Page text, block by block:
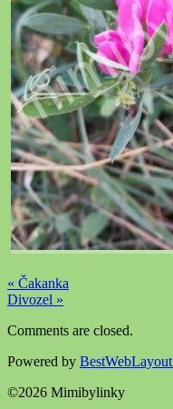
« Čakanka
Divozel »
Comments are closed.
Powered by BestWebLayout
©2026 Mimibylinky